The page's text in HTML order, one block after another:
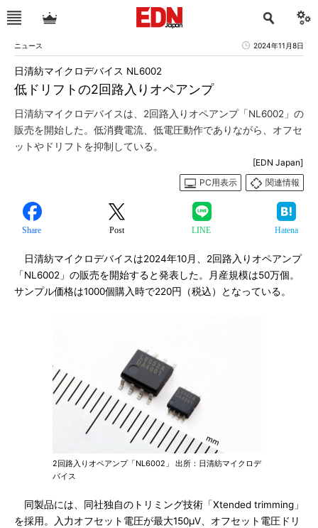
ニュース 2024年11月8日
低ドリフトの2回路入りオペアンプ
日清紡マイクロデバイス NL6002
日清紡マイクロデバイスは、2回路入りオペアンプ「NL6002」の
販売を開始した。低消費電流、低電圧動作でありながら、オフセ
ットやドリフトを抑制している。
[EDN Japan]
PC用表示
関連情報
Share Post LINE Hatena
日清紡マイクロデバイスは2024年10月、2回路入りオペアンプ
「NL6002」の販売を開始すると発表した。月産規模は50万個。
サンプル価格は1000個購入時で220円（税込）となっている。
2回路入りオペアンプ「NL6002」 出所：日清紡マイクロデ
バイス
同製品には、同社独自のトリミング技術「Xtended trimming」
を採用。入力オフセット電圧が最大150μV、オフセット電圧ドリ